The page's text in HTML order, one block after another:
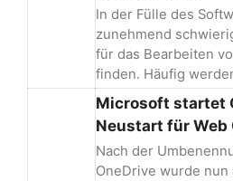
In der Fülle des
zunehmend
für das Bearbeiten
finden. Häufig
Microsoft startet
Neustart für Web
Nach der
OneDrive wurde nun